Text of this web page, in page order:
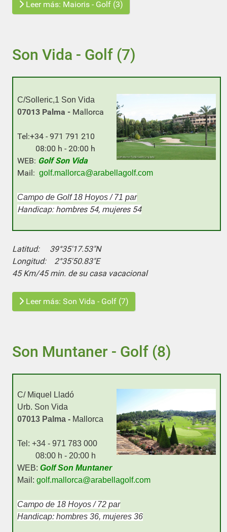
Leer más: Maioris - Golf (3)
Son Vida - Golf (7)
C/Solleric,1 Son Vida
07013 Palma - Mallorca
Tel:+34 - 971 791 210
08:00 h - 20:00 h
WEB: Golf Son Vida
Mail: golf.mallorca@arabellagolf.com
Campo de Golf 18 Hoyos / 71 par
Handicap: hombres 54, mujeres 54
Latitud: 39°35'17.53"N
Longitud: 2°35'50.83"E
45 Km/45 min. de su casa vacacional
Leer más: Son Vida - Golf (7)
Son Muntaner - Golf (8)
C/ Miquel Lladó
Urb. Son Vida
07013 Palma - Mallorca
Tel: +34 - 971 783 000
08:00 h - 20:00 h
WEB: Golf Son Muntaner
Mail: golf.mallorca@arabellagolf.com
Campo de 18 Hoyos / 72 par
Handicap: hombres 36, mujeres 36